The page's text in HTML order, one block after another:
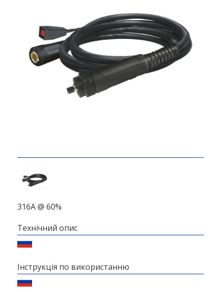
316A @ 60%
Технічний опис
Інструкція по використанню